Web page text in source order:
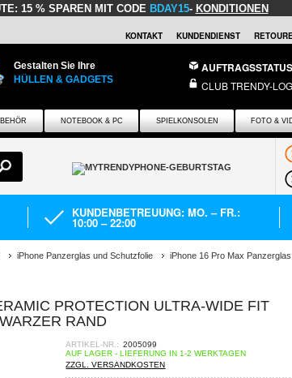
15 % SPAREN MIT CODE BDAY15- KONDITIONEN
KONTAKT KUNDENDIENST
Gestalten Sie Ihre
HÜLLEN & GADGETS
AUFTRAGSSTATUS
CLUB TRENDY-
NOTEBOOK & PC SPIELKONSOLEN FOTO &
KUNDENBETREUUNG: MO. – FR.:
10:00 – 22:00
iPhone Panzerglas und Schutzfolie
iPhone 16 Pro Max
PROTECTION ULTRA-WIDE FIT
RAND
ARTIKEL-NR.: 2005099
AUF LAGER - LIEFERUNG IN 1-2 WERKTAGEN
ZZGL. VERSANDKOSTEN